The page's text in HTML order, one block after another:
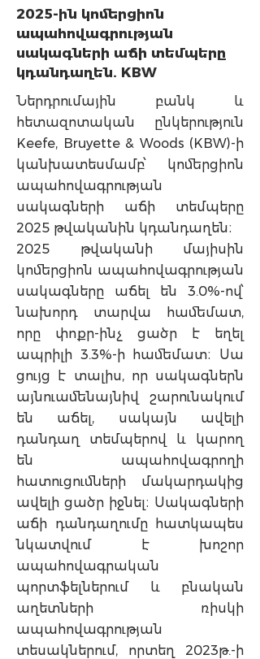
2025-ին կոմերցիոն
ապահովագրության
սակագների աճի տեմպերը
կդանդաղեն. KBW
Ներդրումային բանկ և
հետազոտական ընկերություն
Keefe, Bruyette & Woods (KBW)-ի
կանխատեսմամբ՝ կոմերցիոն
ապահովագրության
սակագների աճի տեմպերը
2025 թվականին կդանդաղեն։
2025 թվականի մայիսին
կոմերցիոն ապահովագրության
սակագները աճել են 3.0%-ով՝
նախորդ տարվա համեմատ,
որը փոքր-ինչ ցածր է եղել
ապրիլի 3.3%-ի համեմատ։ Սա
ցույց է տալիս, որ սակագներն
այնուամենայնիվ շարունակում
են աճել, սակայն ավելի
դանդաղ տեմպերով և կարող
են ապահովագրողի
հատուցումների մակարդակից
ավելի ցածր իջնել։ Սակագների
աճի դանդաղումը հատկապես
նկատվում է խոշոր
ապահովագրական
պորտֆելներում և բնական
աղետների ռիսկի
ապահովագրության
տեսակներում, որտեղ 2023թ.-ի